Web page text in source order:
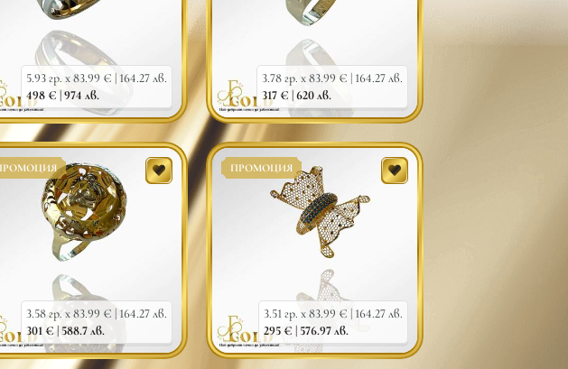
5.93 гр. x 83.99 € | 164.27 лв.
498 € |974 лв.
3.78 гр. x 83.99 € | 164.27 лв.
317 € |620 лв.
3.58 гр. x 83.99 € | 164.27 лв.
301 € | 588.7 лв.
ПРОМОЦИЯ
3.51 гр. x 83.99 € | 164.27 лв.
295 € | 576.97 лв.